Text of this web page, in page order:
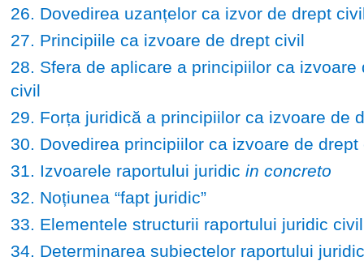
26. Dovedirea uzanțelor ca izvor de drept
27. Principiile ca izvoare de drept civil
28. Sfera de aplicare a principiilor ca izvoare
civil
29. Forța juridică a principiilor ca izvoare de
30. Dovedirea principiilor ca izvoare de drept
31. Izvoarele raportului juridic in concreto
32. Noțiunea “fapt juridic”
33. Elementele structurii raportului juridic civil
34. Determinarea subiectelor raportului